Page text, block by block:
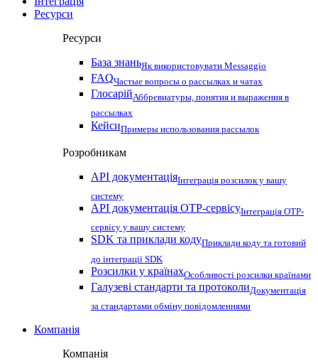
Ресурси
Ресурси
База знаньЯк використовувати Messaggio
FAQЧастые вопросы о рассылках и чатах
ГлосарійАббревиатуры, понятия и выражения в
рассылках
КейсиПримеры использования рассылок
Розробникам
API документаціяІнтеграція розсилок у вашу
систему
API документація OTP-сервісуІнтеграція OTP-
сервісу у вашу систему
SDK та приклади кодуПриклади коду та готовий
до інтеграції SDK
Розсилки у країнахОсобливості розсилки країнами
Галузеві стандарти та протоколиДокументація
за стандартами обміну повідомленнями
Компанія
Компанія